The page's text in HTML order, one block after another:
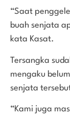
“Saat
buah senjata
kata Kasat.
Tersangka
mengaku
senjata
“Kami juga